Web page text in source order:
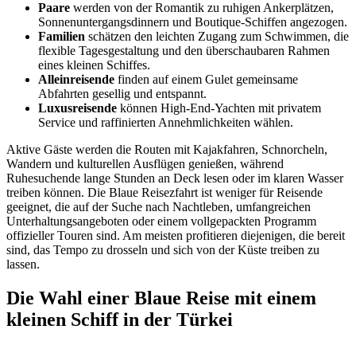
Paare werden von der Romantik zu ruhigen Ankerplätzen,
Sonnenuntergangsdinnern und Boutique-Schiffen angezogen.
Familien schätzen den leichten Zugang zum Schwimmen, die
flexible Tagesgestaltung und den überschaubaren Rahmen
eines kleinen Schiffes.
Alleinreisende finden auf einem Gulet gemeinsame
Abfahrten gesellig und entspannt.
Luxusreisende können High-End-Yachten mit privatem
Service und raffinierten Annehmlichkeiten wählen.
Aktive Gäste werden die Routen mit Kajakfahren, Schnorcheln,
Wandern und kulturellen Ausflügen genießen, während
Ruhesuchende lange Stunden an Deck lesen oder im klaren Wasser
treiben können. Die Blaue Reisezfahrt ist weniger für Reisende
geeignet, die auf der Suche nach Nachtleben, umfangreichen
Unterhaltungsangeboten oder einem vollgepackten Programm
offizieller Touren sind. Am meisten profitieren diejenigen, die bereit
sind, das Tempo zu drosseln und sich von der Küste treiben zu
lassen.
Die Wahl einer Blaue Reise mit einem
kleinen Schiff in der Türkei